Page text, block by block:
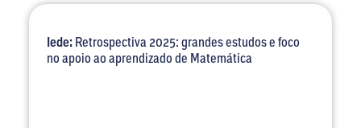
Iede:Retrospectiva 2025: grandes estudos e foco
no apoio ao aprendizado de Matemática